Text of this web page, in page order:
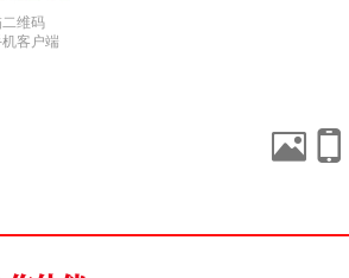
维码
客户端